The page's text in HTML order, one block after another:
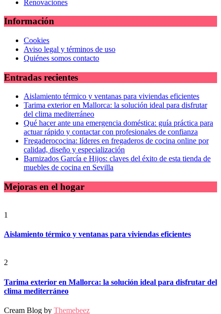
Renovaciones
Información
Cookies
Aviso legal y términos de uso
Quiénes somos contacto
Entradas recientes
Aislamiento térmico y ventanas para viviendas eficientes
Tarima exterior en Mallorca: la solución ideal para disfrutar
del clima mediterráneo
Qué hacer ante una emergencia doméstica: guía práctica para
actuar rápido y contactar con profesionales de confianza
Fregaderococina: líderes en fregaderos de cocina online por
calidad, diseño y especialización
Barnizados García e Hijos: claves del éxito de esta tienda de
muebles de cocina en Sevilla
Mejoras en el hogar
1
Aislamiento térmico y ventanas para viviendas eficientes
2
Tarima exterior en Mallorca: la solución ideal para disfrutar del
clima mediterráneo
Cream Blog by Themebeez